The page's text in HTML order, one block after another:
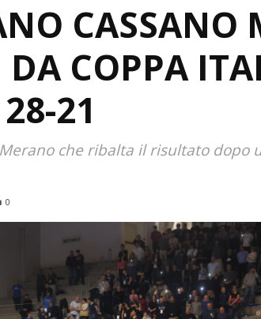
CASSANO
COPPA
21
che ribalta il risultato dopo
0